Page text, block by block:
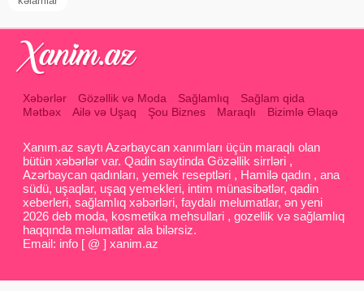
Xəbərlər Gözəllik və Moda Sağlamlıq
Sağlam qida
Mətbəx
Ailə və Uşaq Şou Biznes Maraqlı Bizimlə Əlaqə
Xanım.az saytı Azərbaycan xanımları üçün maraqlı olan
bütün xəbərlər var. Qadin saytinda Gözəllik sirrləri ,
Azərbaycan qadınları, yemek reseptləri , Hamilə qadın , ana
südü, uşaqlar, uşaq yemekleri, intim münasibətlər, qadin
xeberleri, sağlamlıq xəbərləri, faydalı melumatlar, ən yeni
2026 deb moda, kosmetika mehsullari , gozellik və sağlamlıq
haqqında məlumatlar ala bilərsiz.
Email: info [ @ ] xanim.az